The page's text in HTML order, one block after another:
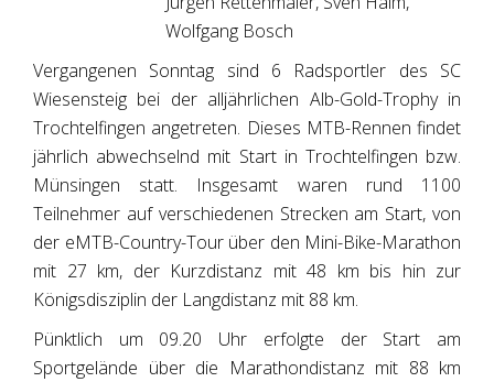
Wolfgang Bosch
Vergangenen Sonntag sind 6 Radsportler des SC
Wiesensteig bei der alljährlichen Alb-Gold-Trophy in
Trochtelfingen angetreten. Dieses MTB-Rennen findet
jährlich abwechselnd mit Start in Trochtelfingen bzw.
Münsingen statt. Insgesamt waren rund 1100
Teilnehmer auf verschiedenen Strecken am Start, von
der eMTB-Country-Tour über den Mini-Bike-Marathon
mit 27 km, der Kurzdistanz mit 48 km bis hin zur
Königsdisziplin der Langdistanz mit 88 km.
Pünktlich um 09.20 Uhr erfolgte der Start am
Sportgelände über die Marathondistanz mit 88 km